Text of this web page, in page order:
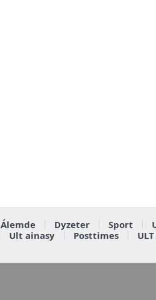
Álemde Dyzeter Sport
Ult ainasy Posttimes